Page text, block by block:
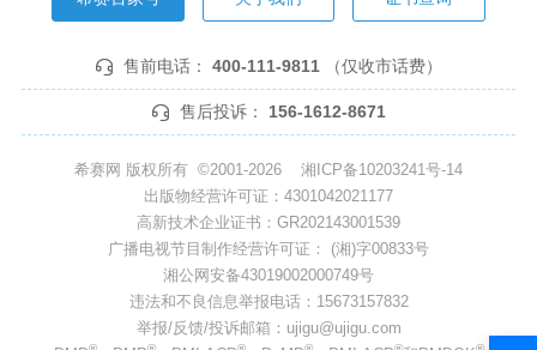
售前电话： 400-111-9811 （仅收市话费）
售后投诉： 156-1612-8671
希赛网 版权所有 ©2001-2026 湘ICP备10203241号-14
出版物经营许可证：4301042021177
高新技术企业证书：GR202143001539
广播电视节目制作经营许可证： (湘)字00833号
湘公网安备43019002000749号
违法和不良信息举报电话：15673157832
举报/反馈/投诉邮箱：ujigu@ujigu.com